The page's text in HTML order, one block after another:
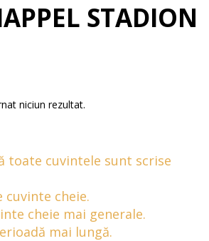
STADION
niciun rezultat.
toate cuvintele sunt scrise
cuvinte cheie.
cheie mai generale.
mai lungă.